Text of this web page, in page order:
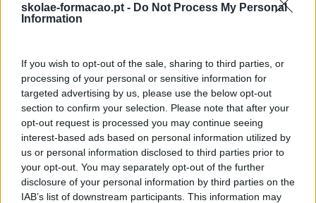
skolae-formacao.pt - Do Not Process My Personal
Information
If you wish to opt-out of the sale, sharing to third parties, or
processing of your personal or sensitive information for
targeted advertising by us, please use the below opt-out
section to confirm your selection. Please note that after your
opt-out request is processed you may continue seeing
interest-based ads based on personal information utilized by
us or personal information disclosed to third parties prior to
your opt-out. You may separately opt-out of the further
disclosure of your personal information by third parties on the
IAB’s list of downstream participants. This information may
Categorias Blog